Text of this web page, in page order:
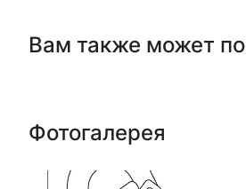
Вам также может
Фотогалерея